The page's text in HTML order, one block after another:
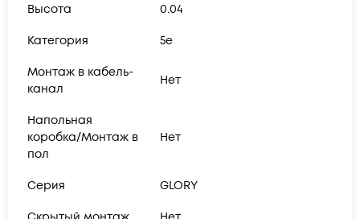
Высота 0.04
Категория 5e
Монтаж в кабель-
канал
Нет
Напольная
коробка/Монтаж в
пол
Нет
Серия GLORY